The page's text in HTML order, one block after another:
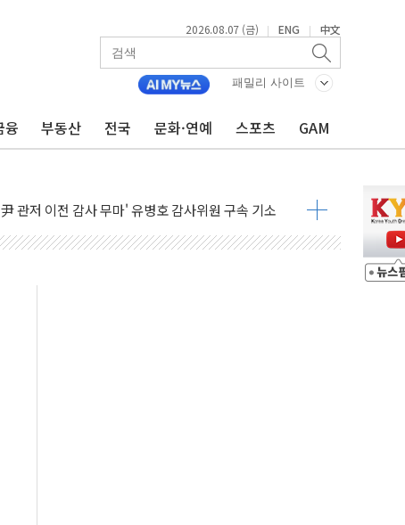
2026.08.07 (금) | ENG | 中文
패밀리 사이트
융 부동산 전국 문화·연예 스포츠 GAM
무너져…대전서 50대 일용직 추락 사망
관저 이전 감사 무마' 유병호 감사위원 구속 기소
환시 개입...4월 말 '56조원' 사상 최대
재단, 스타트업 지원 프로그램 성료
혐의' 차가원 대표 구속 송치
혹한 여름"…구윤철, 쪽방촌 폭염 대응상황 점검
유럽 패싱… '유로화 팔아 엔화 부양' 사후 통보만